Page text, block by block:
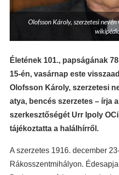
Olofsson Károly, szerzetesi
Életének 101., papságának
15-én, vasárnap este
Olofsson Károly, szerzetesi
atya, bencés szerzetes – írja
szerkesztőségét Urr Ipoly
tájékoztatta a halálhírről.
A szerzetes 1916. december
Rákosszentmihályon.